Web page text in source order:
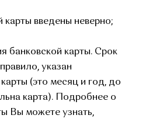
карты введены неверно;
банковской карты. Срок
указан
(это месяц и год, до
карта). Подробнее о
Вы можете узнать,